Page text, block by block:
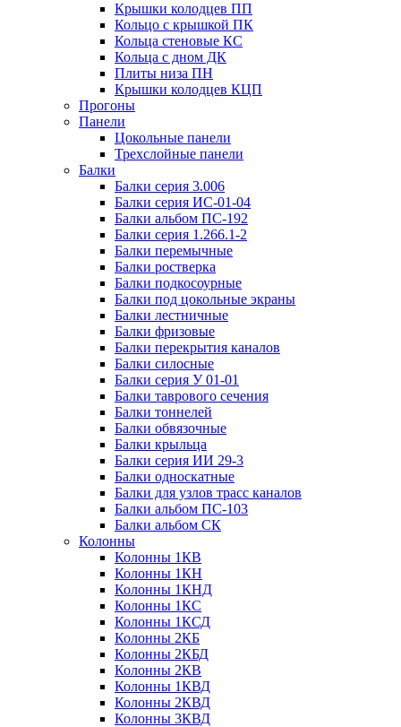
Крышки колодцев ПП
Кольцо с крышкой ПК
Кольца стеновые КС
Кольца с дном ДК
Плиты низа ПН
Крышки колодцев КЦП
Прогоны
Панели
Цокольные панели
Трехслойные панели
Балки
Балки серия 3.006
Балки серия ИС-01-04
Балки альбом ПС-192
Балки серия 1.266.1-2
Балки перемычные
Балки ростверка
Балки подкосоурные
Балки под цокольные экраны
Балки лестничные
Балки фризовые
Балки перекрытия каналов
Балки силосные
Балки серия У 01-01
Балки таврового сечения
Балки тоннелей
Балки обвязочные
Балки крыльца
Балки серия ИИ 29-3
Балки односкатные
Балки для узлов трасс каналов
Балки альбом ПС-103
Балки альбом СК
Колонны
Колонны 1КВ
Колонны 1КН
Колонны 1КНД
Колонны 1КС
Колонны 1КСД
Колонны 2КБ
Колонны 2КБД
Колонны 2КВ
Колонны 1КВД
Колонны 2КВД
Колонны 3КВД